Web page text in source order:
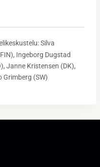
Silva
Ingeborg Dugstad
Janne Kristensen (DK),
Grimberg (SW)